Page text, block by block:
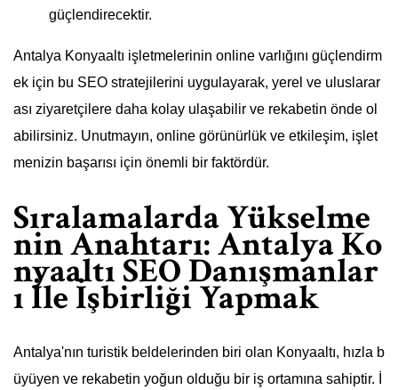
güçlendirecektir.
Antalya Konyaaltı işletmelerinin online varlığını güçlendirm
ek için bu SEO stratejilerini uygulayarak, yerel ve uluslarar
ası ziyaretçilere daha kolay ulaşabilir ve rekabetin önde ol
abilirsiniz. Unutmayın, online görünürlük ve etkileşim, işlet
menizin başarısı için önemli bir faktördür.
Sıralamalarda Yükselme
nin Anahtarı: Antalya Ko
nyaaltı SEO Danışmanlar
ı İle İşbirliği Yapmak
Antalya'nın turistik beldelerinden biri olan Konyaaltı, hızla b
üyüyen ve rekabetin yoğun olduğu bir iş ortamına sahiptir. İ